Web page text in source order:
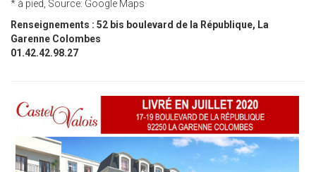
* à pied, Source: Google Maps
Renseignements : 52 bis boulevard de la République, La
Garenne Colombes
01.42.42.98.27